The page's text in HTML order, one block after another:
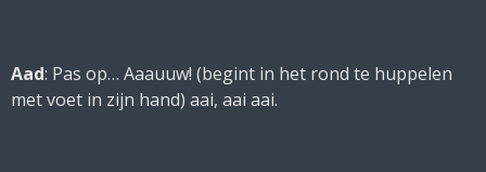
Aad: Pas op… Aaauuw! (begint in het rond te huppelen
met voet in zijn hand) aai, aai aai.